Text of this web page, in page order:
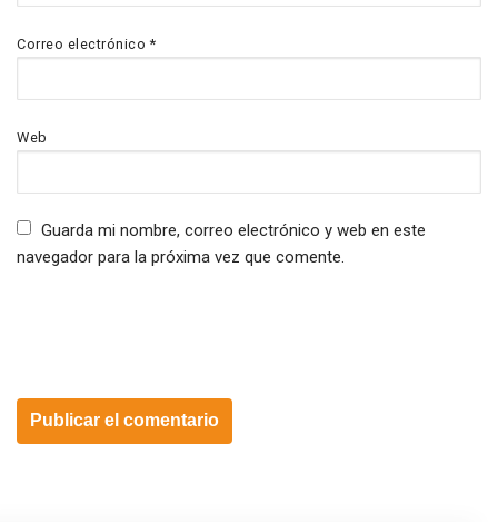
Correo electrónico*
Web
Guarda mi nombre, correo electrónico y web en este
navegador para la próxima vez que comente.